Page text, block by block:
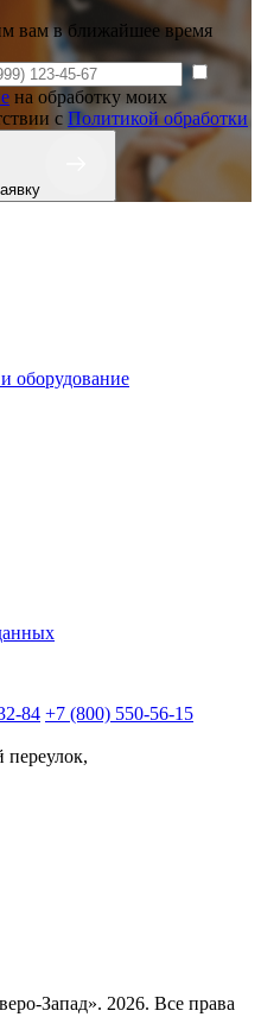
вам в ближайшее время
на обработку моих
с Политикой обработки
оборудование
84 +7 (800) 550-56-15
переулок,
Запад». 2026. Все права